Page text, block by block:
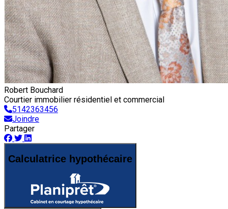
Robert Bouchard
Courtier immobilier résidentiel et commercial
5142363456
Joindre
Partager
Calculatrice hypothécaire